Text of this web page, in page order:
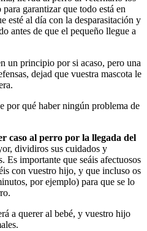
garantizar que todo está en
esté al día con la desparasitación y
antes de que el pequeño llegue a
un principio por si acaso, pero una
dejad que vuestra mascota le
por qué haber ningún problema de
caso al perro por la llegada del
dividiros sus cuidados y
Es importante que seáis afectuosos
con vuestro hijo, y que incluso os
por ejemplo) para que se lo
a querer al bebé, y vuestro hijo